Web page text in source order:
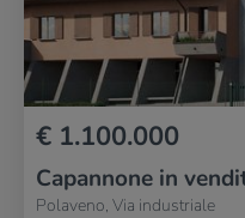
€ 1.100.000
Capannone in
Polaveno, Via industriale